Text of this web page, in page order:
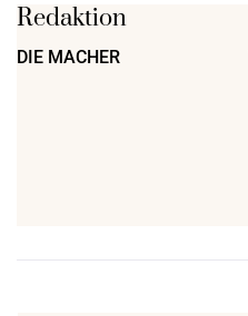
Redaktion
DIE MACHER